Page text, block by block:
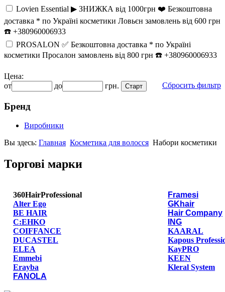
Lovien Essential ▶︎ ЗНИЖКА від 1000грн ❤️ Безкоштовна
доставка * по Україні косметики Ловьєн замовлень від 600 грн
☎️ +380960006933
PROSALON ✅ Безкоштовна доставка * по Україні
косметики Просалон замовлень від 800 грн ☎️ +380960006933
Цена:
от
до грн. Сбросить фильтр
Бренд
Виробники
Вы здесь: Главная Косметика для волосся Набори косметики
Торгові марки
360HairProfessional
Alter Ego
BE HAIR
C:EHKO
COIFFANCE
DUCASTEL
ELEA
Emmebi
Erayba
FANOLA
Framesi
GKhair
Hair Company
ING
KAARAL
Kapous
KayPRO
KEEN
Kleral System